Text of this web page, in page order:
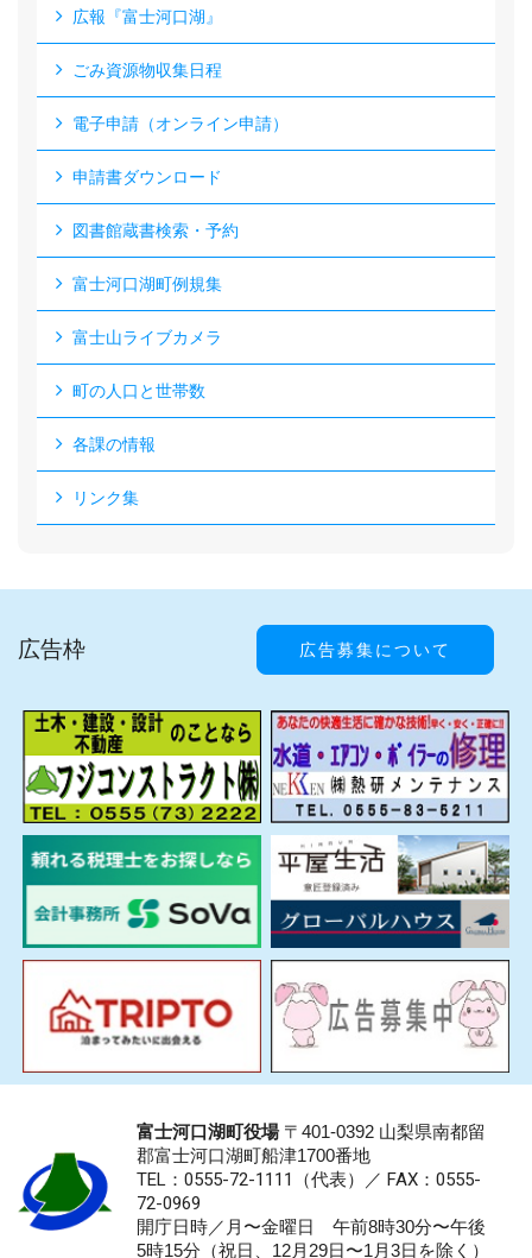
広報『富士河口湖』
ごみ資源物収集日程
電子申請（オンライン申請）
申請書ダウンロード
図書館蔵書検索・予約
富士河口湖町例規集
富士山ライブカメラ
町の人口と世帯数
各課の情報
リンク集
広告枠 広告募集について
富士河口湖町役場〒401-0392 山梨県南都留
郡富士河口湖町船津1700番地
TEL：0555-72-1111 （代表）／ FAX：0555-
72-0969
開庁日時／月〜金曜日 午前8時30分〜午後
5時15分（祝日、12月29日〜1月3日を除く）